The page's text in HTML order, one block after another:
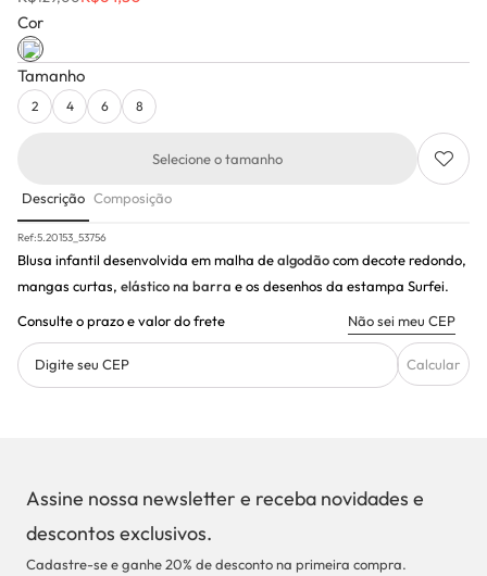
Cor
Tamanho
2 4 6 8
Selecione o tamanho
Descrição Composição
Ref:5.20153_53756
Blusa infantil desenvolvida em malha dealgodãocom decote redondo,
mangas curtas, elástico na barra e os desenhos da estampa Surfei.
Consulte o prazo e valor do frete
Não sei meu CEP
Digite seu CEP Calcular
Assine nossa newsletter e receba novidades e
descontos exclusivos.
Cadastre-se e ganhe 20% de desconto na primeira compra.